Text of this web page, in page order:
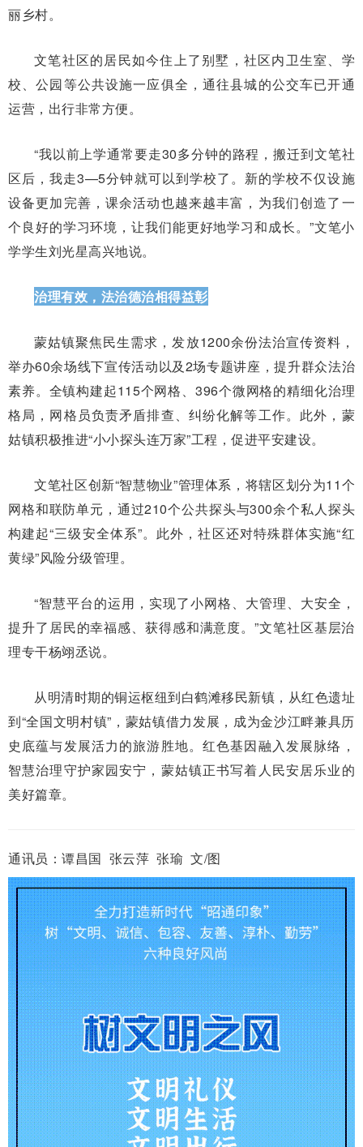
丽乡村。
文笔社区的居民如今住上了别墅，社区内卫生室、学
校、公园等公共设施一应俱全，通往县城的公交车已开通
运营，出行非常方便。
“我以前上学通常要走30多分钟的路程，搬迁到文笔社
区后，我走3—5分钟就可以到学校了。新的学校不仅设施
设备更加完善，课余活动也越来越丰富，为我们创造了一
个良好的学习环境，让我们能更好地学习和成长。”文笔小
学学生刘光星高兴地说。
治理有效，法治德治相得益彰
蒙姑镇聚焦民生需求，发放1200余份法治宣传资料，
举办60余场线下宣传活动以及2场专题讲座，提升群众法治
素养。全镇构建起115个网格、396个微网格的精细化治理
格局，网格员负责矛盾排查、纠纷化解等工作。此外，蒙
姑镇积极推进“小小探头连万家”工程，促进平安建设。
文笔社区创新“智慧物业”管理体系，将辖区划分为11个
网格和联防单元，通过210个公共探头与300余个私人探头
构建起“三级安全体系”。此外，社区还对特殊群体实施“红
黄绿”风险分级管理。
“智慧平台的运用，实现了小网格、大管理、大安全，
提升了居民的幸福感、获得感和满意度。”文笔社区基层治
理专干杨翊丞说。
从明清时期的铜运枢纽到白鹤滩移民新镇，从红色遗址
到“全国文明村镇”，蒙姑镇借力发展，成为金沙江畔兼具历
史底蕴与发展活力的旅游胜地。红色基因融入发展脉络，
智慧治理守护家园安宁，蒙姑镇正书写着人民安居乐业的
美好篇章。
通讯员：谭昌国 张云萍 张瑜 文/图